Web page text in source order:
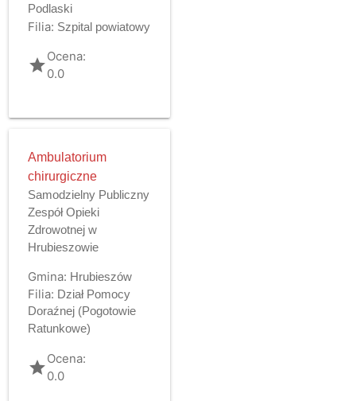
Podlaski
Filia: Szpital powiatowy
gradeOcena:
0.0
Ambulatorium
chirurgiczne
Samodzielny Publiczny
Zespół Opieki
Zdrowotnej w
Hrubieszowie
Gmina: Hrubieszów
Filia: Dział Pomocy
Doraźnej (Pogotowie
Ratunkowe)
gradeOcena:
0.0